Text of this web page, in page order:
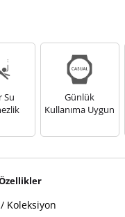
seçiniz
ürünlerin teslim
sonra siparişiniz
Su
Günlük
Kullanıma Uygun
Koleksiyon